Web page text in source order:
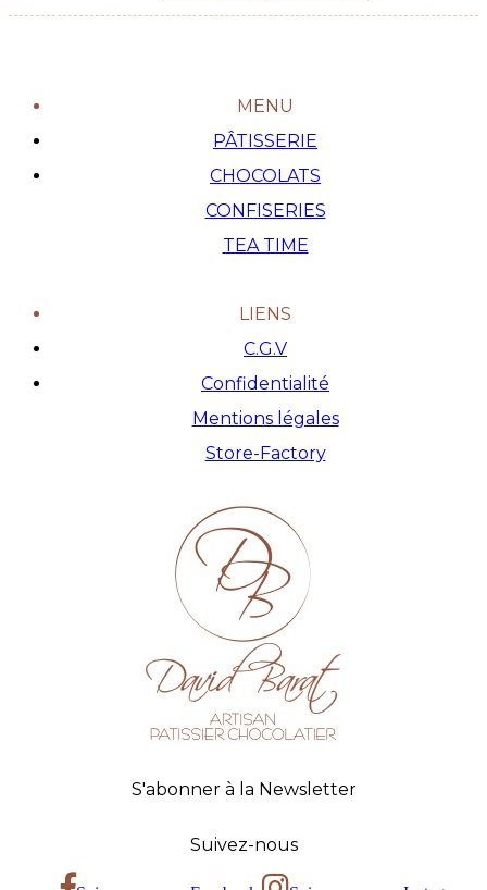
MENU
PÂTISSERIE
CHOCOLATS
CONFISERIES
TEA TIME
LIENS
C.G.V
Confidentialité
Mentions légales
Store-Factory
S'abonner à la Newsletter
Suivez-nous